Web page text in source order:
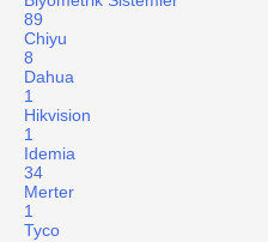
89
Chiyu
8
Dahua
1
Hikvision
1
Idemia
34
Merter
1
Tyco